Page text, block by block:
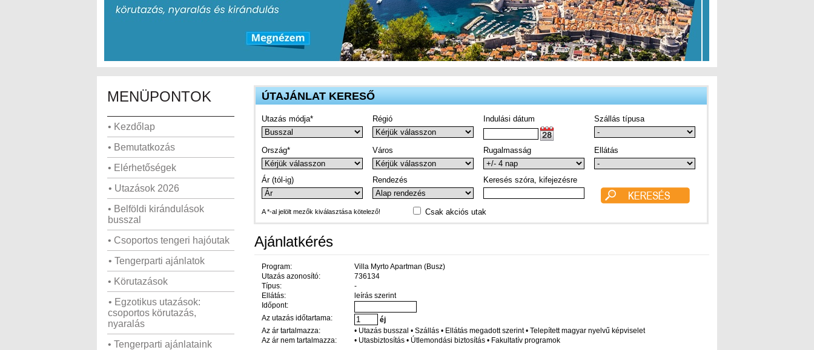
MENÜPONTOK
• Kezdőlap
• Bemutatkozás
• Elérhetőségek
• Utazások 2026
• Belföldi kirándulások
busszal
• Csoportos tengeri hajóutak
• Tengerparti ajánlatok
• Körutazások
• Egzotikus utazások:
csoportos körutazás,
nyaralás
• Tengerparti ajánlataink
ÚTAJÁNLAT KERESŐ
Utazás módja* Régió Indulási dátum Szállás típusa
Ország* Város Rugalmasság Ellátás
Ár (tól-ig) Rendezés Keresés szóra, kifejezésre
A *-al jelölt mezők kiválasztása kötelező! Csak akciós utak
Ajánlatkérés
Program:
Villa Myrto Apartman (Busz)
Utazás azonosító:
736134
Típus:
-
Ellátás:
leírás szerint
Időpont:
Az utazás időtartama:
éj
Az ár tartalmazza:
• Utazás busszal • Szállás • Ellátás megadott szerint • Telepített magyar nyelvű képviselet
Az ár nem tartalmazza:
• Utasbiztosítás • Útlemondási biztosítás • Fakultatív programok